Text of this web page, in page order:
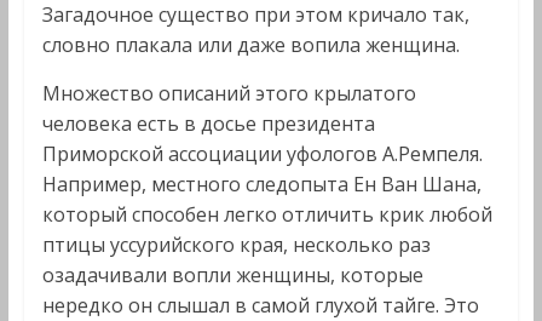
Загадочное существо при этом кричало так,
словно плакала или даже вопила женщина.
Множество описаний этого крылатого
человека есть в досье президента
Приморской ассоциации уфологов А.Ремпеля.
Например, местного следопыта Ен Ван Шана,
который способен легко отличить крик любой
птицы уссурийского края, несколько раз
озадачивали вопли женщины, которые
нередко он слышал в самой глухой тайге. Это